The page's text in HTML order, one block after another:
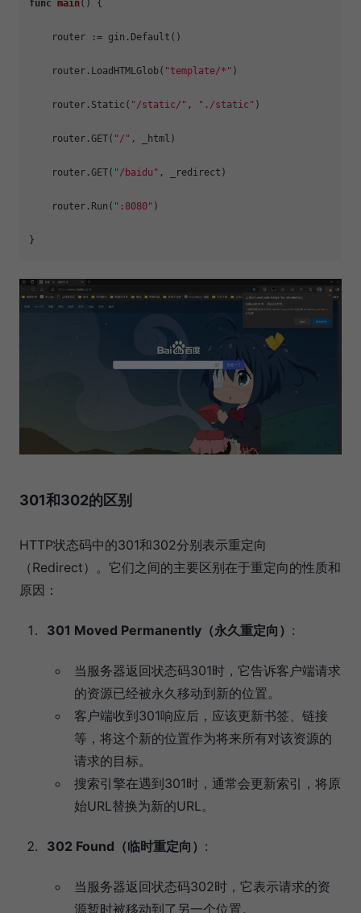
func main() {
    router := gin.Default()
    router.LoadHTMLGlob(
"template/*" )
    router.Static(
"/static/" , "./static" )
    router.GET(
"/" , _html)
    router.GET(
"/baidu" , _redirect)
    router.Run(
":8080" )
301和302的区别
HTTP状态码中的301和302分别表示重定向
（Redirect）。它们之间的主要区别在于重定向的性质和
原因：
301 Moved Permanently（永久重定向） :
当服务器返回状态码301时，它告诉客户端请求
的资源已经被永久移动到新的位置。
客户端收到301响应后，应该更新书签、链接
等，将这个新的位置作为将来所有对该资源的
请求的目标。
搜索引擎在遇到301时，通常会更新索引，将原
始URL替换为新的URL。
302 Found（临时重定向） :
当服务器返回状态码302时，它表示请求的资
源暂时被移动到了另一个位置。